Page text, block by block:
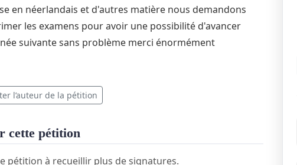
en néerlandais et d'autres matière nous demandons
les examens pour avoir une possibilité d'avancer
suivante sans problème merci énormément
l’auteur de la pétition
cette pétition
pétition à recueillir plus de signatures.